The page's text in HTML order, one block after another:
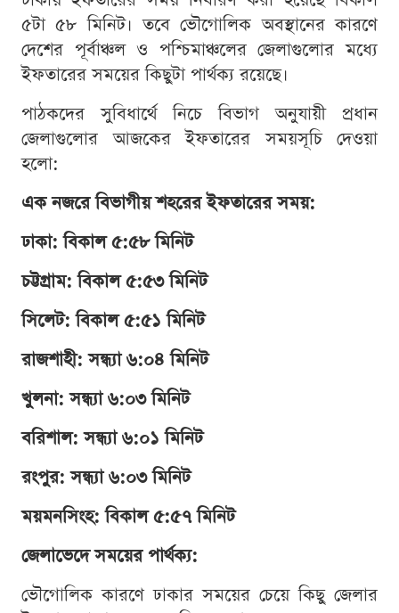
৫টা ৫৮ মিনিট। তবে ভৌগোলিক অবস্থানের কারণে
দেশের পূর্বাঞ্চল ও পশ্চিমাঞ্চলের জেলাগুলোর মধ্যে
ইফতারের সময়ের কিছুটা পার্থক্য রয়েছে।
পাঠকদের সুবিধার্থে নিচে বিভাগ অনুযায়ী প্রধান
জেলাগুলোর আজকের ইফতারের সময়সূচি দেওয়া
হলো:
এক নজরে বিভাগীয় শহরের ইফতারের সময়:
ঢাকা: বিকাল ৫:৫৮ মিনিট
চট্টগ্রাম: বিকাল ৫:৫৩ মিনিট
সিলেট: বিকাল ৫:৫১ মিনিট
রাজশাহী: সন্ধ্যা ৬:০৪ মিনিট
খুলনা: সন্ধ্যা ৬:০৩ মিনিট
বরিশাল: সন্ধ্যা ৬:০১ মিনিট
রংপুর: সন্ধ্যা ৬:০৩ মিনিট
ময়মনসিংহ: বিকাল ৫:৫৭ মিনিট
জেলাভেদে সময়ের পার্থক্য:
ভৌগোলিক কারণে ঢাকার সময়ের চেয়ে কিছু জেলার